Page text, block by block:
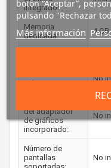
integrado:
Memoria
dedicada:
4 GB
máxima:
No
del adaptador
de gráficos
incorporado:
No
Número de
pantallas
No
botón “Aceptar”,
pulsando "Rechazar
Más información